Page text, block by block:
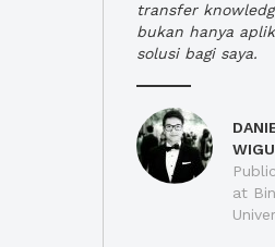
transfer
bukan hanya
solusi bagi saya.
at